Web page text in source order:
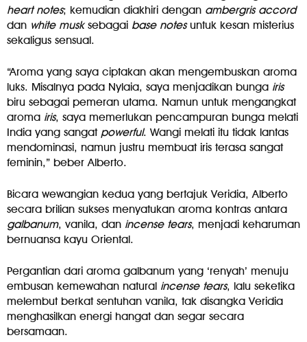
heart notes; kemudian diakhiri dengan ambergris accord
dan white musksebagai base notesuntuk kesan misterius
sekaligus sensual.
“Aroma yang saya ciptakan akan mengembuskan aroma
luks. Misalnya pada Nylaia, saya menjadikan bunga iris
biru sebagai pemeran utama. Namun untuk mengangkat
aroma iris, saya memerlukan pencampuran bunga melati
India yang sangat powerful. Wangi melati itu tidak lantas
mendominasi, namun justru membuat iris terasa sangat
feminin,” beber Alberto.
Bicara wewangian kedua yang bertajuk Veridia, Alberto
secara brilian sukses menyatukan aroma kontras antara
galbanum, vanila, dan incense tears, menjadi keharuman
bernuansa kayu Oriental.
Pergantian dari aroma galbanum yang ‘renyah’ menuju
embusan kemewahan natural incense tears, lalu seketika
melembut berkat sentuhan vanila, tak disangka Veridia
menghasilkan energi hangat dan segar secara
bersamaan.